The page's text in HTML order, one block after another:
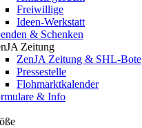
Freiwillige
Ideen-Werkstatt
& Schenken
Zeitung
ZenJA Zeitung & SHL-Bote
Pressestelle
Flohmarktkalender
& Info